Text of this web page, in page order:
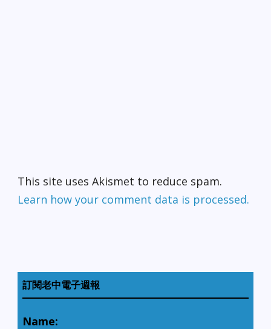
This site uses Akismet to reduce spam.
Learn how your comment data is processed.
訂閱老中電子週報
Name: